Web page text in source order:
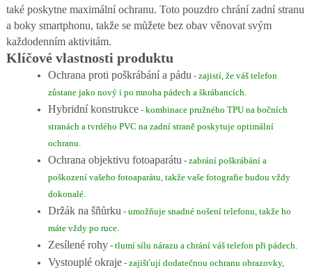
také poskytne maximální ochranu. Toto pouzdro chrání zadní stranu
a boky smartphonu, takže se můžete bez obav věnovat svým
každodenním aktivitám.
Klíčové vlastnosti produktu
Ochrana proti poškrábání a pádu- zajistí, že váš telefon
zůstane jako nový i po mnoha pádech a škrábancích.
Hybridní konstrukce- kombinace pružného TPU na bočních
stranách a tvrdého PVC na zadní straně poskytuje optimální
ochranu.
Ochrana objektivu fotoaparátu- zabrání poškrábání a
poškození vašeho fotoaparátu, takže vaše fotografie budou vždy
dokonalé.
Držák na šňůrku- umožňuje snadné nošení telefonu, takže ho
máte vždy po ruce.
Zesílené rohy- tlumí sílu nárazu a chrání váš telefon při pádech.
Vystouplé okraje- zajišťují dodatečnou ochranu obrazovky,